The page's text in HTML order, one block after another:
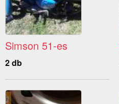
Simson 51-es
2 db